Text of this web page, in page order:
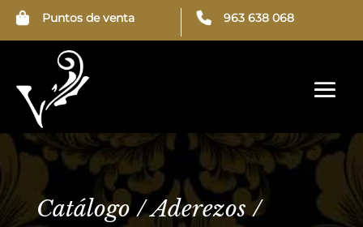
Puntos de venta 963 638 068
← Aderezo 5020 Oro NácarAderezo 5021 Oro Esmeralda →
Catálogo/Aderezos/